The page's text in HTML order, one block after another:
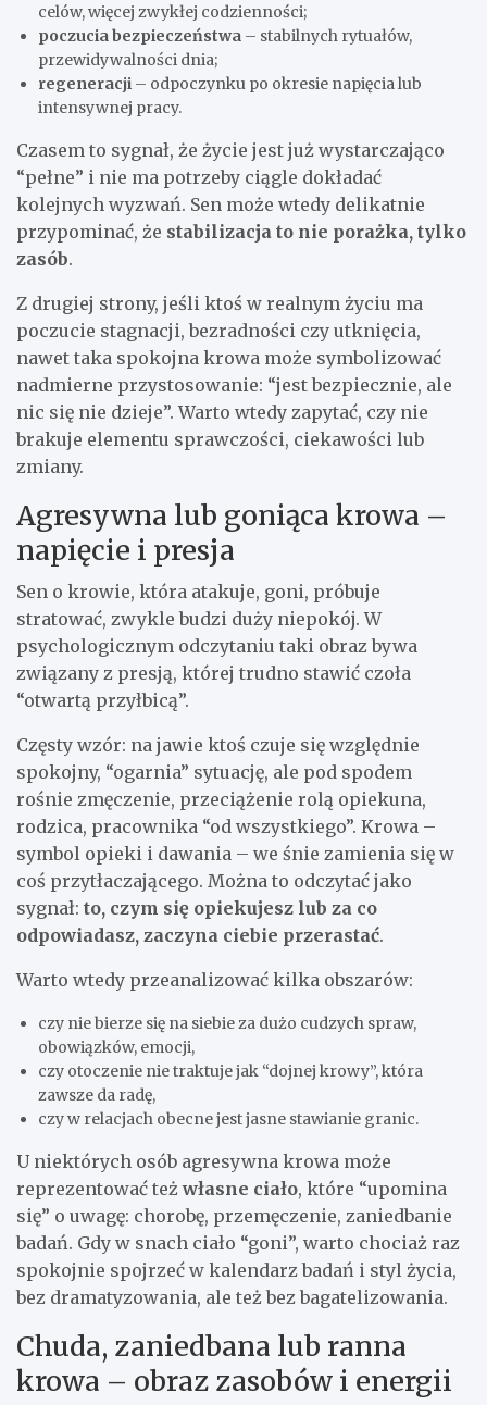
celów, więcej zwykłej codzienności;
poczucia bezpieczeństwa – stabilnych rytuałów,
przewidywalności dnia;
regeneracji – odpoczynku po okresie napięcia lub
intensywnej pracy.
Czasem to sygnał, że życie jest już wystarczająco
“pełne” i nie ma potrzeby ciągle dokładać
kolejnych wyzwań. Sen może wtedy delikatnie
przypominać, że stabilizacja to nie porażka, tylko
zasób.
Z drugiej strony, jeśli ktoś w realnym życiu ma
poczucie stagnacji, bezradności czy utknięcia,
nawet taka spokojna krowa może symbolizować
nadmierne przystosowanie: “jest bezpiecznie, ale
nic się nie dzieje”. Warto wtedy zapytać, czy nie
brakuje elementu sprawczości, ciekawości lub
zmiany.
Agresywna lub goniąca krowa –
napięcie i presja
Sen o krowie, która atakuje, goni, próbuje
stratować, zwykle budzi duży niepokój. W
psychologicznym odczytaniu taki obraz bywa
związany z presją, której trudno stawić czoła
“otwartą przyłbicą”.
Częsty wzór: na jawie ktoś czuje się względnie
spokojny, “ogarnia” sytuację, ale pod spodem
rośnie zmęczenie, przeciążenie rolą opiekuna,
rodzica, pracownika “od wszystkiego”. Krowa –
symbol opieki i dawania – we śnie zamienia się w
coś przytłaczającego. Można to odczytać jako
sygnał: to, czym się opiekujesz lub za co
odpowiadasz, zaczyna ciebie przerastać.
Warto wtedy przeanalizować kilka obszarów:
czy nie bierze się na siebie za dużo cudzych spraw,
obowiązków, emocji,
czy otoczenie nie traktuje jak “dojnej krowy”, która
zawsze da radę,
czy w relacjach obecne jest jasne stawianie granic.
U niektórych osób agresywna krowa może
reprezentować teżwłasne ciało, które “upomina
się” o uwagę: chorobę, przemęczenie, zaniedbanie
badań. Gdy w snach ciało “goni”, warto chociaż raz
spokojnie spojrzeć w kalendarz badań i styl życia,
bez dramatyzowania, ale też bez bagatelizowania.
Chuda, zaniedbana lub ranna
krowa – obraz zasobów i energii